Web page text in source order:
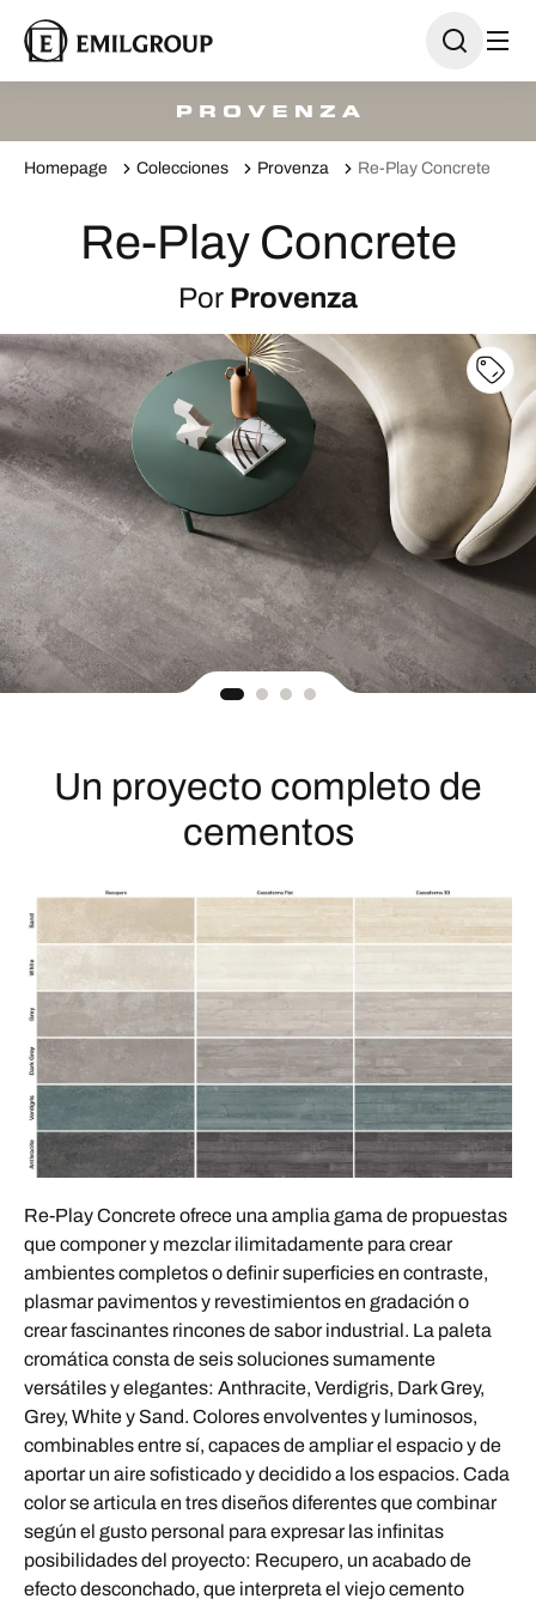
Homepage Colecciones Provenza Re-Play Concrete
Re-Play Concrete
Por Provenza
Un proyecto completo de
cementos
Re-Play Concrete ofrece una amplia gama de propuestas
que componer y mezclar ilimitadamente para crear
ambientes completos o definir superficies en contraste,
plasmar pavimentos y revestimientos en gradación o
crear fascinantes rincones de sabor industrial. La paleta
cromática consta de seis soluciones sumamente
versátiles y elegantes: Anthracite, Verdigris, Dark Grey,
Grey, White y Sand. Colores envolventes y luminosos,
combinables entre sí, capaces de ampliar el espacio y de
aportar un aire sofisticado y decidido a los espacios. Cada
color se articula en tres diseños diferentes que combinar
según el gusto personal para expresar las infinitas
posibilidades del proyecto: Recupero, un acabado de
efecto desconchado, que interpreta el viejo cemento